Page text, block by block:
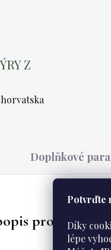
Potvrďte
Díky
lépe
Z
Doplňkové
produktu